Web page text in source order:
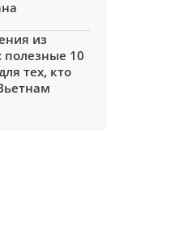
из
полезные 10
тех, кто